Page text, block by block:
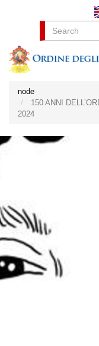
node
150 ANNI
2024